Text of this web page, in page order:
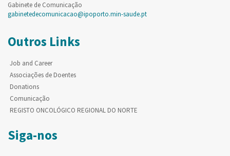
Gabinete de Comunicação
gabinetedecomunicacao@ipoporto.min-saude.pt
Outros Links
Job and Career
Associações de Doentes
Donations
Comunicação
REGISTO ONCOLÓGICO REGIONAL DO NORTE
Siga-nos